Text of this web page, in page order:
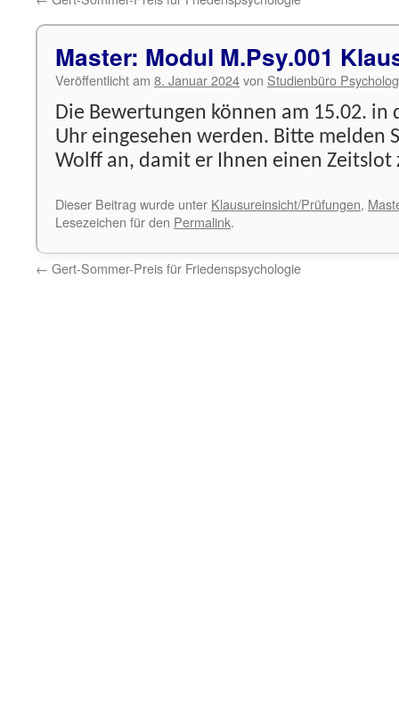
Master: Modul M.Psy.001
Veröffentlicht am 8. Januar 2024von Studienbüro
Die Bewertungen können am 15.02. in
Uhr eingesehen werden. Bitte melden
Wolff an, damit er Ihnen einen Zeitslot
Dieser Beitrag wurde unter Klausureinsicht/Prüfungen,
Lesezeichen für den Permalink.
← Gert-Sommer-Preis für Friedenspsychologie